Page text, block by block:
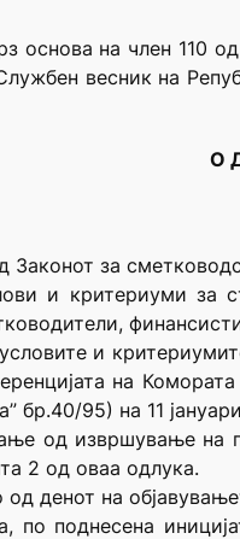
основа на член 110
весник на
О
за
и критериуми за
и
на
бр.40/95) на 11
од извршување на
2 од оваа одлука.
денот на
по поднесена